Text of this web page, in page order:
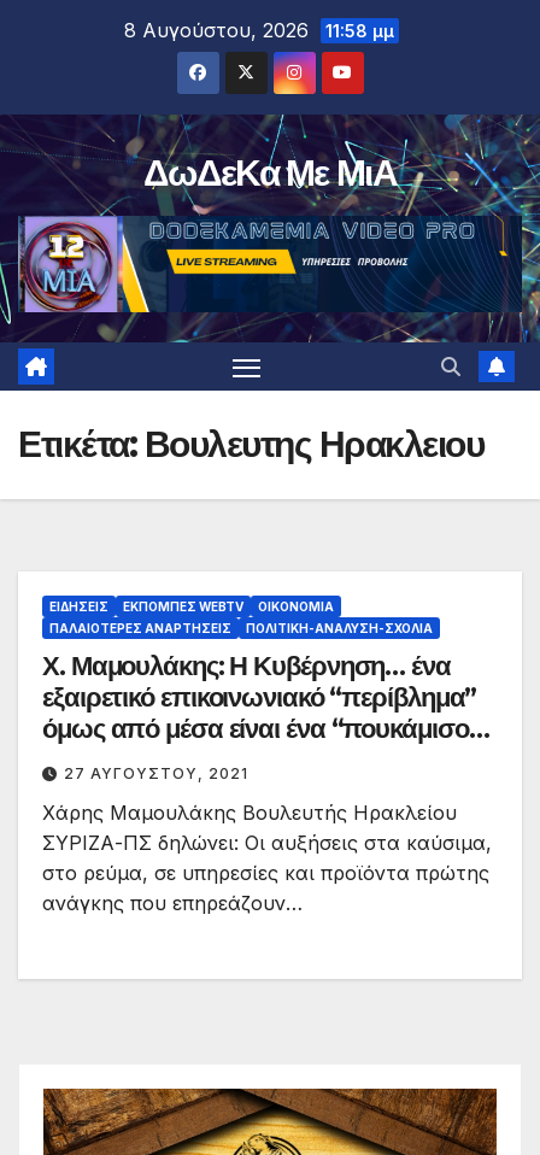
8 Αυγούστου, 2026 11:58 μμ
ΔωΔεΚα Με ΜιΑ
Ετικέτα: Βουλευτης Ηρακλειου
ΕΙΔΉΣΕΙΣ ΕΚΠΟΜΠΈΣ WEBTV
ΟΙΚΟΝΟΜΊΑ
ΠΑΛΑΙΟΤΕΡΕΣ ΑΝΑΡΤΗΣΕΙΣ
ΠΟΛΙΤΙΚΉ-ΑΝΆΛΥΣΗ-ΣΧΌΛΙΑ
Χ. Μαμουλάκης: Η Κυβέρνηση… ένα
εξαιρετικό επικοινωνιακό “περίβλημα”
όμως από μέσα είναι ένα “πουκάμισο”
κενό. “Ράλι” ανόδου των τιμών,
αγαθών και καυσίμων.
27 ΑΥΓΟΎΣΤΟΥ, 2021
Χάρης Μαμουλάκης Βουλευτής Ηρακλείου
ΣΥΡΙΖΑ-ΠΣ δηλώνει: Οι αυξήσεις στα καύσιμα,
στο ρεύμα, σε υπηρεσίες και προϊόντα πρώτης
ανάγκης που επηρεάζουν…